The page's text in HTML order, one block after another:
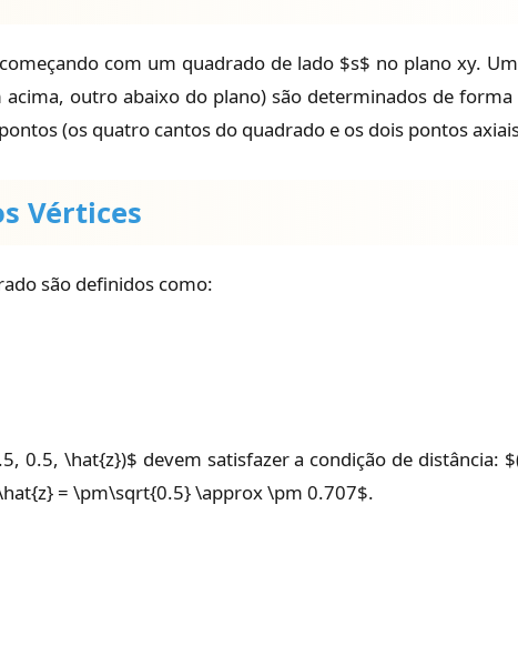
com um quadrado de lado $s$ no plano xy.
outro abaixo do plano) são determinados de
(os quatro cantos do quadrado e os dois pontos
Vértices
são definidos como:
0.5, \hat{z})$ devem satisfazer a condição de distância:
= \pm\sqrt{0.5} \approx \pm 0.707$.